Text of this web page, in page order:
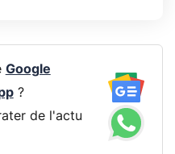
Google
?
de l'actu